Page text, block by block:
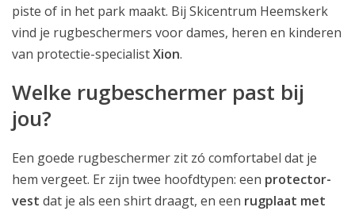
piste of in het park maakt. Bij Skicentrum Heemskerk
vind je rugbeschermers voor dames, heren en kinderen
van protectie-specialistXion.
Welke rugbeschermer past bij
jou?
Een goede rugbeschermer zit zó comfortabel dat je
hem vergeet. Er zijn twee hoofdtypen: een protector-
vest dat je als een shirt draagt, en een rugplaat met